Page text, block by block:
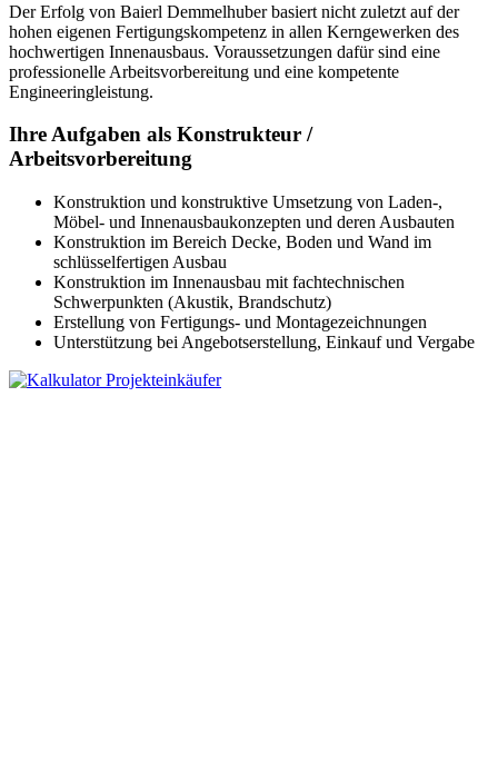
Der Erfolg von Baierl Demmelhuber basiert nicht zuletzt auf der
hohen eigenen Fertigungskompetenz in allen Kerngewerken des
hochwertigen Innenausbaus. Voraussetzungen dafür sind eine
professionelle Arbeitsvorbereitung und eine kompetente
Engineeringleistung.
Ihre Aufgaben als Konstrukteur /
Arbeitsvorbereitung
Konstruktion und konstruktive Umsetzung von Laden-,
Möbel- und Innenausbaukonzepten und deren Ausbauten
Konstruktion im Bereich Decke, Boden und Wand im
schlüsselfertigen Ausbau
Konstruktion im Innenausbau mit fachtechnischen
Schwerpunkten (Akustik, Brandschutz)
Erstellung von Fertigungs- und Montagezeichnungen
Unterstützung bei Angebotserstellung, Einkauf und Vergabe